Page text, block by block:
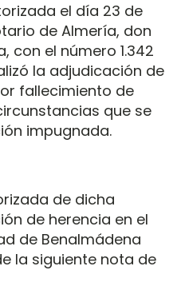
el día 23 de
de Almería, don
con el número 1.342
la adjudicación de
fallecimiento de
que se
impugnada.
de dicha
de herencia en el
de Benalmádena
la siguiente nota de